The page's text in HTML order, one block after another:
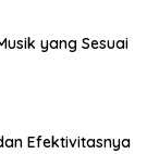
yang Sesuai
Efektivitasnya